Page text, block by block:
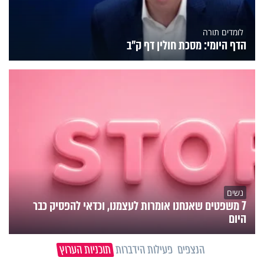
לומדים תורה
הדף היומי: מסכת חולין דף ק"ב
נשים
7 משפטים שאנחנו אומרות לעצמנו, וכדאי להפסיק כבר
היום
הנצפים פעילות הידברות תוכניות הערוץ